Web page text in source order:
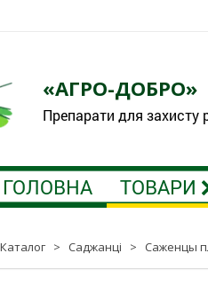
«АГРО-ДОБРО»
Препарати для захисту
ГОЛОВНА ТОВАРИ
Каталог > Саджанці > Саженцы